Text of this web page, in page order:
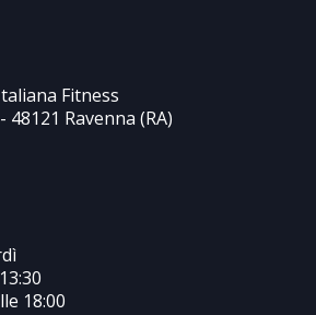
Fitness
48121 Ravenna (RA)
18:00